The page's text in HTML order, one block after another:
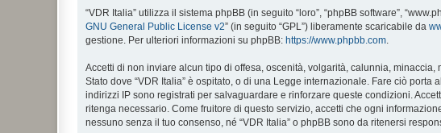
“VDR Italia” utilizza il sistema phpBB (in seguito “loro”, “phpBB software”,
GNU General Public License v2” (in seguito “GPL”) liberamente scaricabile da
gestione. Per ulteriori informazioni su phpBB: https://www.phpbb.com.
Accetti di non inviare alcun tipo di offesa, oscenità, volgarità, calunnia,
Stato dove “VDR Italia” è ospitato, o di una Legge internazionale. Fare ciò
indirizzi IP sono registrati per salvaguardare e rinforzare queste condizioni.
ritenga necessario. Come fruitore di questo servizio, accetti che ogni
nessuno senza il tuo consenso, né “VDR Italia” o phpBB sono da ritenersi